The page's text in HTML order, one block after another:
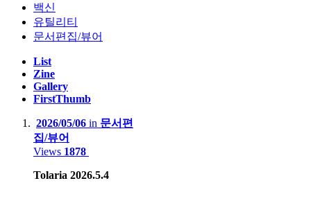
Apple Macbook Air 2011 Mid( i5-2467M, A1370)
Server :
Dell PowerEdge R420(Intel XEON E5-2407)
Dell PowerEdge R710(Intel XEON E5620 x2, 32GB)
HP Proliant Microserver Gen8(Intel XEON E3-1230V2)
NAS :
백신
유틸리티
문서편집/뷰어
List
Zine
Gallery
FirstThumb
2026/05/06 in 문서편
집/뷰어
Views 1878
Tolaria 2026.5.4